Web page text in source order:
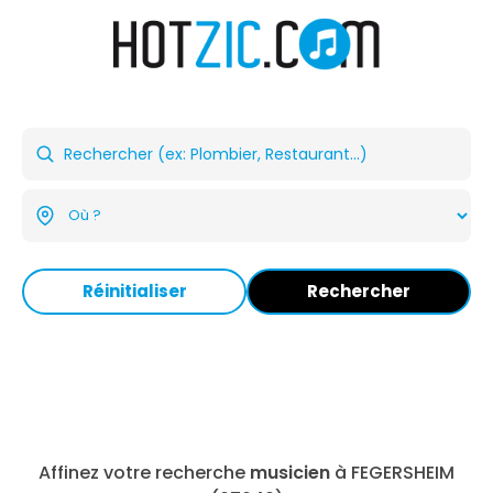
Réinitialiser Rechercher
Affinez votre recherche musicien à FEGERSHEIM